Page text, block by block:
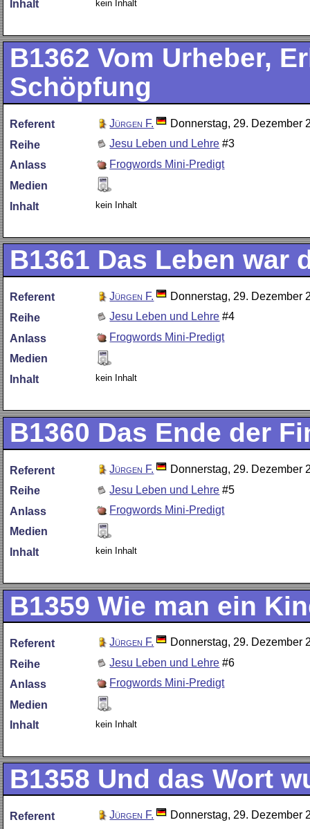
Inhalt kein Inhalt
B1362 Vom Urheber,
Schöpfung
Referent Jürgen F.
Donnerstag, 29. Dezember
Reihe
Jesu Leben und Lehre #3
Anlass
Frogwords Mini-Predigt
Medien
Inhalt
kein Inhalt
B1361 Das Leben war
Referent Jürgen F.
Donnerstag, 29. Dezember
Reihe
Jesu Leben und Lehre #4
Anlass
Frogwords Mini-Predigt
Medien
Inhalt
kein Inhalt
B1360 Das Ende der
Referent Jürgen F.
Donnerstag, 29. Dezember
Reihe
Jesu Leben und Lehre #5
Anlass
Frogwords Mini-Predigt
Medien
Inhalt
kein Inhalt
B1359 Wie man ein
Referent Jürgen F.
Donnerstag, 29. Dezember
Reihe
Jesu Leben und Lehre #6
Anlass
Frogwords Mini-Predigt
Medien
Inhalt
kein Inhalt
B1358 Und das Wort
Referent Jürgen F.
Donnerstag, 29. Dezember